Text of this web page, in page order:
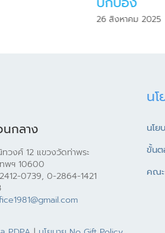
26 สิงหาคม 2025
กลาง
วงศ์ 12 แขวงวัดท่าพระ
พฯ 10600
0739, 0-2864-1421
น
นโย
ขั้นต
คณ